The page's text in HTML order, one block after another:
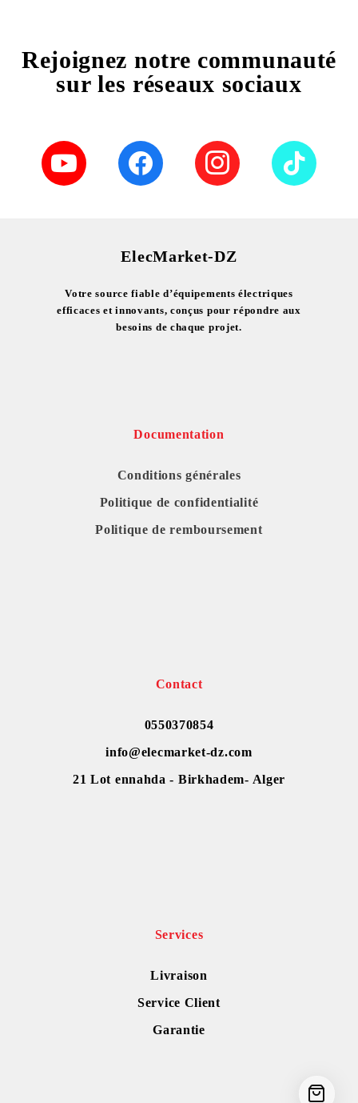
Rejoignez notre communauté
sur les réseaux sociaux
ElecMarket-DZ
Votre source fiable d’équipements électriques
efficaces et innovants, conçus pour répondre aux
besoins de chaque projet.
Documentation
Conditions générales
Politique de confidentialité
Politique de remboursement
Contact
0550370854
info@elecmarket-dz.com
21 Lot ennahda - Birkhadem- Alger
Services
Livraison
Service Client
Garantie